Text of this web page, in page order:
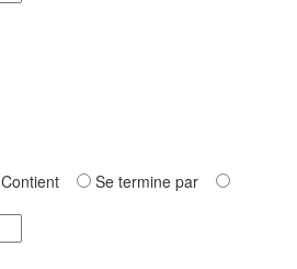
Contient
Se termine par